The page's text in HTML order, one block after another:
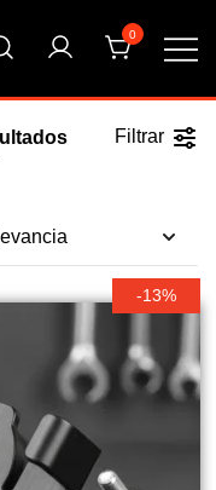
de la Moto Online
0
Filtrar
-13%